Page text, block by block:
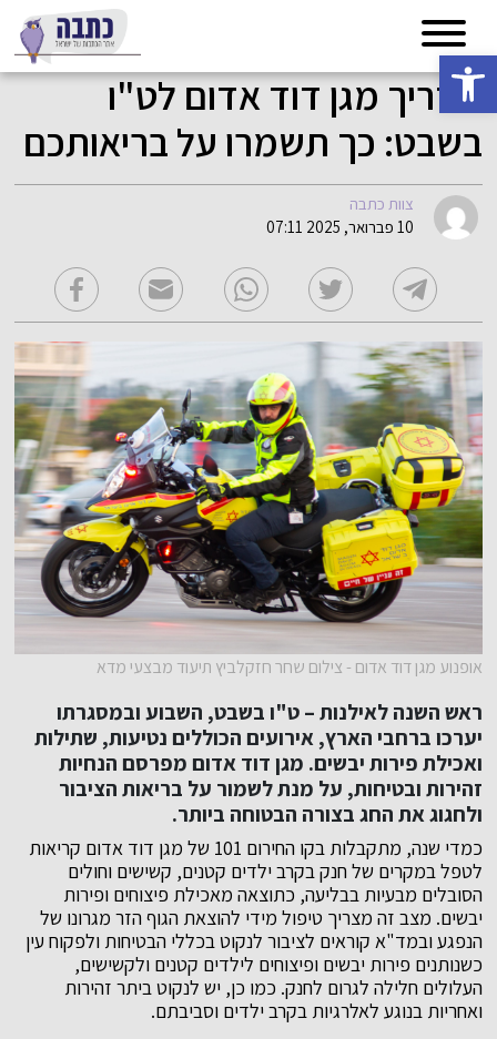
פתח סרגל נגישות
מדריך מגן דוד אדום לט"ו
בשבט: כך תשמרו על בריאותכם
צוות כתבה
10 פברואר, 2025 07:11
אופנוע מגן דוד אדום - צילום שחר חזקלביץ תיעוד מבצעי מדא
ראש השנה לאילנות – ט"ו בשבט, השבוע ובמסגרתו
יערכו ברחבי הארץ, אירועים הכוללים נטיעות, שתילות
ואכילת פירות יבשים. מגן דוד אדום מפרסם הנחיות
זהירות ובטיחות, על מנת לשמור על בריאות הציבור
ולחגוג את החג בצורה הבטוחה ביותר.
כמדי שנה, מתקבלות בקו החירום 101 של מגן דוד אדום קריאות
לטפל במקרים של חנק בקרב ילדים קטנים, קשישים וחולים
הסובלים מבעיות בבליעה, כתוצאה מאכילת פיצוחים ופירות
יבשים. מצב זה מצריך טיפול מידי להוצאת הגוף הזר מגרונו של
הנפגע ובמד"א קוראים לציבור לנקוט בכללי הבטיחות ולפקוח עין
כשנותנים פירות יבשים ופיצוחים לילדים קטנים ולקשישים,
העלולים חלילה לגרום לחנק. כמו כן, יש לנקוט ביתר זהירות
ואחריות בנוגע לאלרגיות בקרב ילדים וסביבתם.